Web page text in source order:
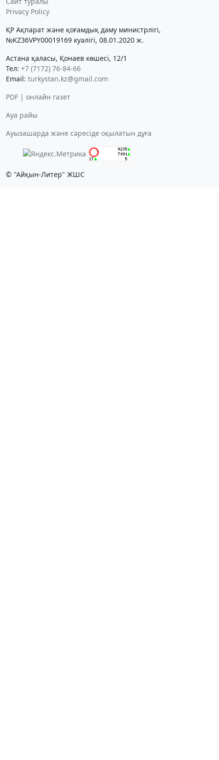
Privacy Policy
ҚР Ақпарат және қоғамдық даму министрлігі,
№KZ36VPY00019169 куәлігі, 08.01.2020 ж.
Астана қаласы, Қонаев көшесі, 12/1
Тел: +7 (7172) 76-84-66
Email: turkystan.kz@gmail.com
PDF | онлайн газет
Ауа райы
Ауызашарда және сәресіде оқылатын дұға
© "Айқын-Литер" ЖШС